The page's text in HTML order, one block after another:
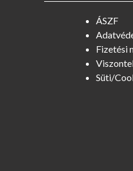
ÁSZF
Fizetési
Süti/